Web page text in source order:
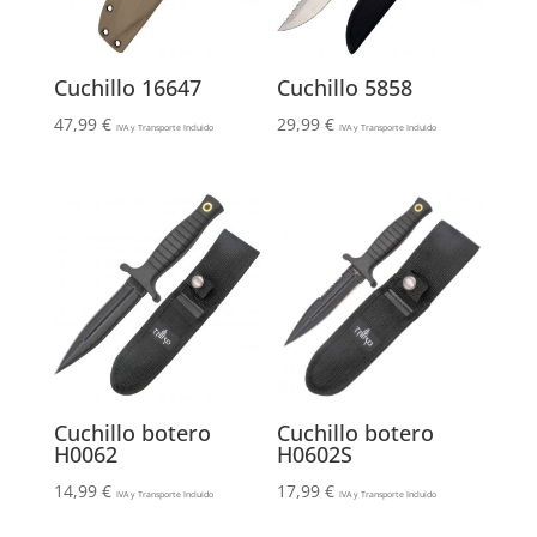
Cuchillo 16647
47,99 € IVA y Transporte Incluido
Cuchillo 5858
29,99€ IVA y Transporte Incluido
Cuchillo botero
H0062
14,99 € IVA y Transporte Incluido
Cuchillo botero
H0602S
17,99€ IVA y Transporte Incluido